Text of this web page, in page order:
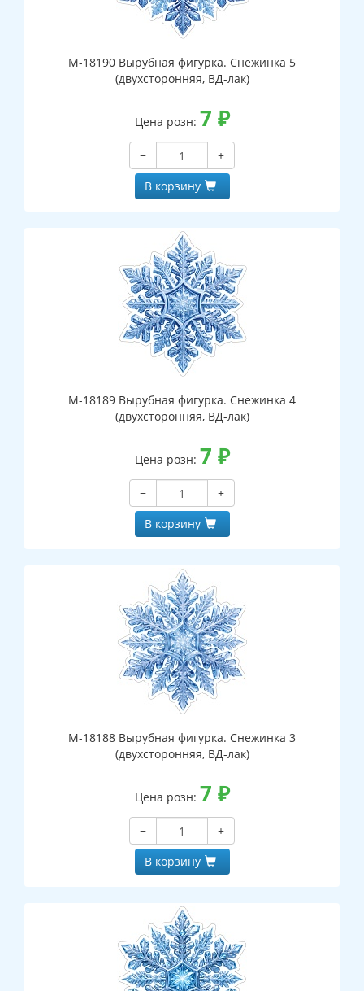
М-18190 Вырубная фигурка. Снежинка 5
(двухсторонняя, ВД-лак)
Цена розн: 7 ₽
−
+
В корзину
М-18189 Вырубная фигурка. Снежинка 4
(двухсторонняя, ВД-лак)
Цена розн: 7 ₽
−
+
В корзину
М-18188 Вырубная фигурка. Снежинка 3
(двухсторонняя, ВД-лак)
Цена розн: 7 ₽
−
+
В корзину